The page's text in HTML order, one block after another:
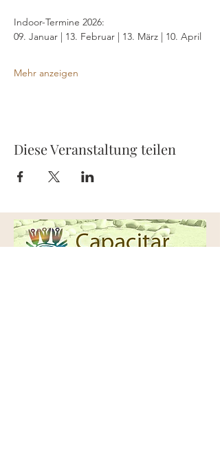
Indoor-Termine 2026:
09. Januar | 13. Februar | 13. März | 10. April
Mehr anzeigen
Diese Veranstaltung teilen